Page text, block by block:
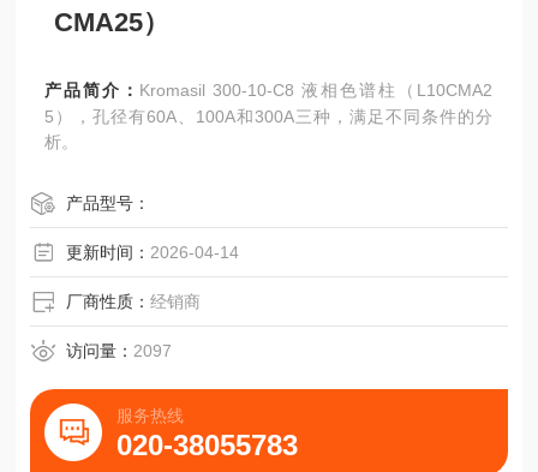
CMA25）
产品简介： Kromasil 300-10-C8 液相色谱柱（L10CMA2
5），孔径有60A、100A和300A三种，满足不同条件的分
析。
产品型号：
更新时间： 2026-04-14
厂商性质：经销商
访问量： 2097
服务热线
020-38055783